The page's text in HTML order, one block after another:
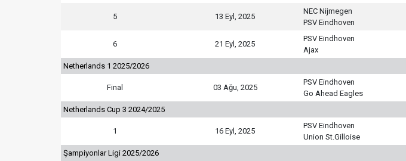
5 13 Eyl, 2025
NEC Nijmegen
PSV Eindhoven
6 21 Eyl, 2025
PSV Eindhoven
Ajax
Netherlands 1 2025/2026
Final 03 Ağu, 2025
PSV Eindhoven
Go Ahead Eagles
Netherlands Cup 3 2024/2025
1 16 Eyl, 2025
PSV Eindhoven
Union St.Gilloise
Şampiyonlar Ligi 2025/2026